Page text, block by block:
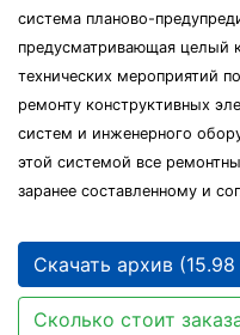
система планово-
предусматривающая целый
технических мероприятий
ремонту конструктивных
систем и инженерного
этой системой все
заранее составленному и
Скачать архив (15.98
Сколько стоит